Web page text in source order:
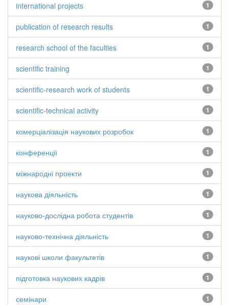
1
international projects
1
publication of research results
1
research school of the faculties
1
scientific training
1
scientific-research work of students
1
scientific-technical activity
1
комерціалізація наукових розробок
1
конференції
1
міжнародні проекти
1
наукова діяльність
1
науково-дослідна робота студентів
1
науково-технічна діяльність
1
наукові школи факультетів
1
підготовка наукових кадрів
1
семінари